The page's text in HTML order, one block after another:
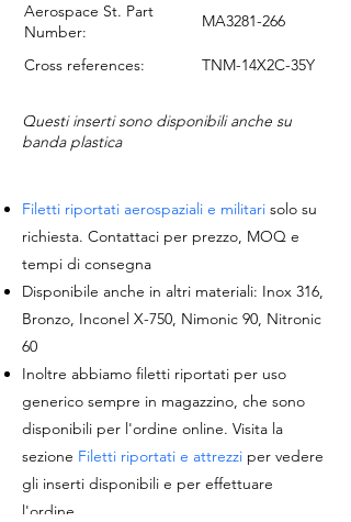
Aerospace St. Part
Number:
MA3281-266
Cross references: TNM-14X2C-35Y
Questi inserti sono disponibili anche su
banda plastica
Filetti riportati aerospaziali e militari solo su
richiesta. Contattaci per prezzo, MOQ e
tempi di consegna
Disponibile anche in altri materiali: Inox 316,
Bronzo, Inconel X-750, Nimonic 90, Nitronic
60
Inoltre abbiamo filetti riportati per uso
generico sempre in magazzino, che sono
disponibili per l'ordine online. Visita la
sezione Filetti riportati e attrezzi per vedere
gli inserti disponibili e per effettuare
l'ordine